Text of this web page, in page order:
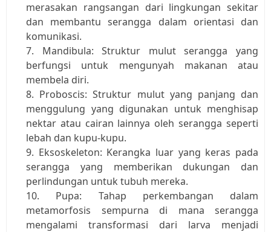
merasakan rangsangan dari lingkungan sekitar
dan membantu serangga dalam orientasi dan
komunikasi.
Mandibula: Struktur mulut serangga yang
berfungsi untuk mengunyah makanan atau
membela diri.
Proboscis: Struktur mulut yang panjang dan
menggulung yang digunakan untuk menghisap
nektar atau cairan lainnya oleh serangga seperti
lebah dan kupu-kupu.
Eksoskeleton: Kerangka luar yang keras pada
serangga yang memberikan dukungan dan
perlindungan untuk tubuh mereka.
Pupa: Tahap perkembangan dalam
metamorfosis sempurna di mana serangga
mengalami transformasi dari larva menjadi